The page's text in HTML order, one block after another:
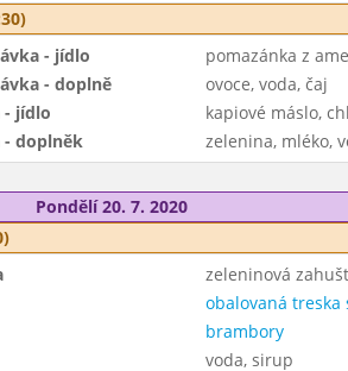
- jídlo
pomazánka z
- doplně
ovoce, voda, čaj
- jídlo
kapiové máslo,
- doplněk
zelenina, mléko,
Pondělí 20. 7. 2020
zeleninová
obalovaná treska
brambory
voda, sirup